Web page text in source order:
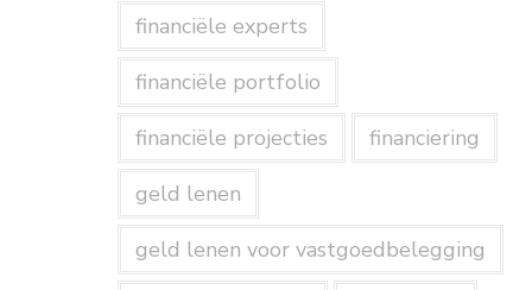
financiële experts
financiële portfolio
financiële projecties
financiering
geld lenen
geld lenen voor vastgoedbelegging